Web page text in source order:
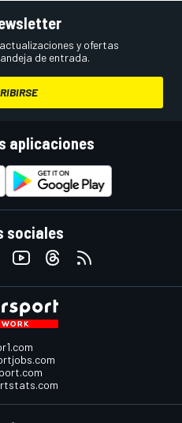
y ofertas
de entrada.
aplicaciones
sociales